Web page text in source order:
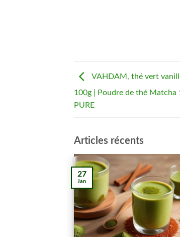
VAHDAM, thé vert
100g | Poudre de thé Matcha
PURE
Articles récents
27
Jan